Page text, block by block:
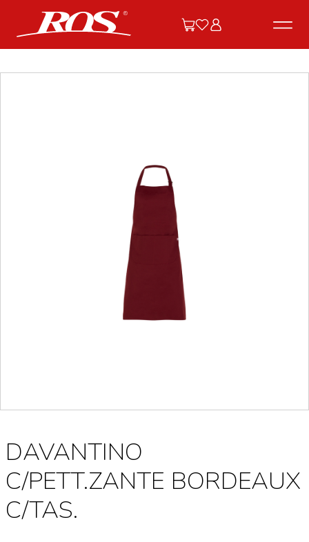
DAVANTINO
C/PETT.ZANTE BORDEAUX
C/TAS.